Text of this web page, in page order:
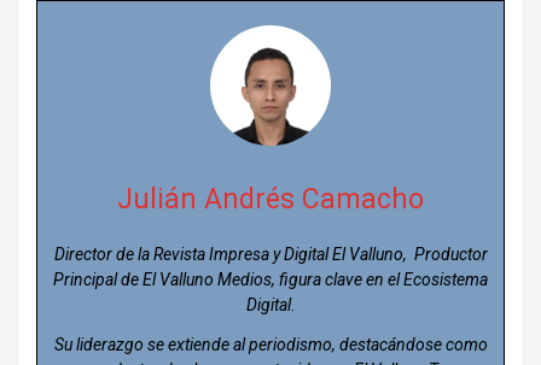
Julián Andrés Camacho
Director de la Revista Impresa y Digital El Valluno, Productor
Principal de El Valluno Medios, figura clave en el Ecosistema
Digital.
Su liderazgo se extiende al periodismo, destacándose como